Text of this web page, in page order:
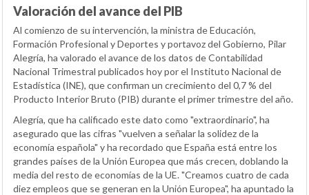
Valoración del avance del PIB
Al comienzo de su intervención, la ministra de Educación,
Formación Profesional y Deportes y portavoz del Gobierno, Pilar
Alegría, ha valorado el avance de los datos de Contabilidad
Nacional Trimestral publicados hoy por el Instituto Nacional de
Estadística (INE), que confirman un crecimiento del 0,7 % del
Producto Interior Bruto (PIB) durante el primer trimestre del año.
Alegría, que ha calificado este dato como "extraordinario", ha
asegurado que las cifras "vuelven a señalar la solidez de la
economía española" y ha recordado que España está entre los
grandes países de la Unión Europea que más crecen, doblando la
media del resto de economías de la UE. "Creamos cuatro de cada
diez empleos que se generan en la Unión Europea", ha apuntado la